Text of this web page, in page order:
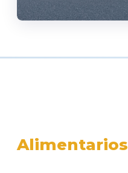
Alimentarios